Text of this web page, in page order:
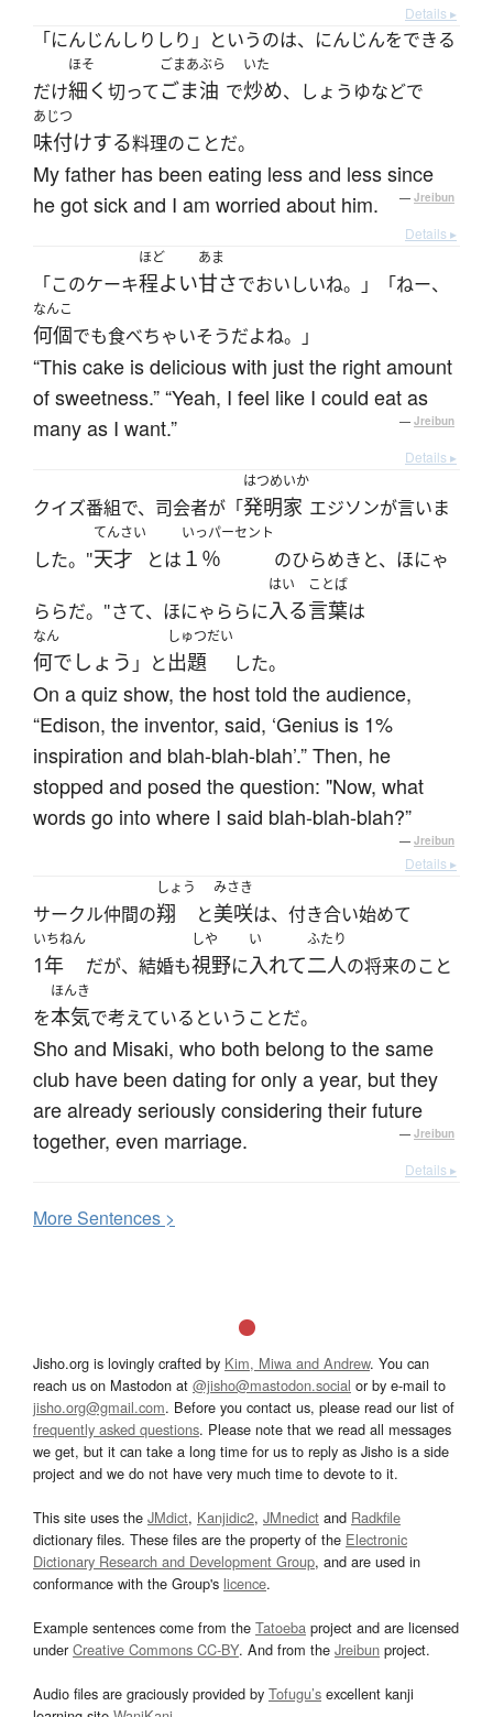
Details ▸
「にんじんしりしり」というのは、にんじんをできる
だけ
ほそ
細く 切って
ごまあぶら
ごま油 で
いた
炒め、しょうゆなどで
あじつ
味付けする料理のことだ。
My father has been eating less and less since
he got sick and I am worried about him.
— Jreibun
Details ▸
「このケーキ
ほど
程よい
あま
甘さでおいしいね。」「ねー、
なんこ
何個でも食べちゃいそうだよね。」
“This cake is delicious with just the right amount
of sweetness.” “Yeah, I feel like I could eat as
many as I want.”
— Jreibun
Details ▸
クイズ番組で、司会者が「
はつめいか
発明家 エジソンが言いま
した。"
てんさい
天才 とは
いっパーセント
１％ のひらめきと、ほにゃ
ららだ。"さて、ほにゃららに
はい
入る
ことば
言葉は
なん
何でしょう 」と
しゅつだい
出題 した。
On a quiz show, the host told the audience,
“Edison, the inventor, said, ‘Genius is 1%
inspiration and blah-blah-blah’.” Then, he
stopped and posed the question: "Now, what
words go into where I said blah-blah-blah?”
— Jreibun
Details ▸
サークル仲間の
しょう
翔 と
みさき
美咲は、付き合い始めて
いちねん
1年 だが、結婚も
しや
視野に
い
入れて
ふたり
二人の将来のこと
を
ほんき
本気で考えているということだ。
Sho and Misaki, who both belong to the same
club have been dating for only a year, but they
are already seriously considering their future
together, even marriage.
— Jreibun
Details ▸
MoreSentences >
Jisho.org is lovingly crafted by Kim, Miwa and Andrew. You can
reach us on Mastodon at @jisho@mastodon.social or by e-mail to
jisho.org@gmail.com. Before you contact us, please read our list of
frequently asked questions. Please note that we read all messages
we get, but it can take a long time for us to reply as Jisho is a side
project and we do not have very much time to devote to it.
This site uses the JMdict, Kanjidic2, JMnedict and Radkfile
dictionary files. These files are the property of the Electronic
Dictionary Research and Development Group, and are used in
conformance with the Group's licence.
Example sentences come from the Tatoeba project and are licensed
underCreative Commons CC-BY. And from the Jreibun project.
Audio files are graciously provided by Tofugu’s excellent kanji